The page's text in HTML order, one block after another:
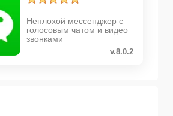
Неплохой мессенджер с
голосовым чатом и видео
звонками
v.8.0.2